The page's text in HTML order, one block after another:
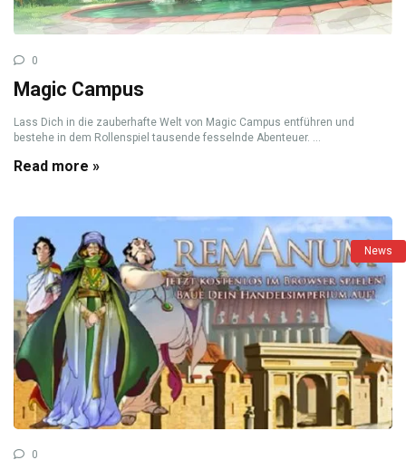
0
Magic Campus
Lass Dich in die zauberhafte Welt von Magic Campus entführen und
bestehe in dem Rollenspiel tausende fesselnde Abenteuer. ...
Read more »
News
0